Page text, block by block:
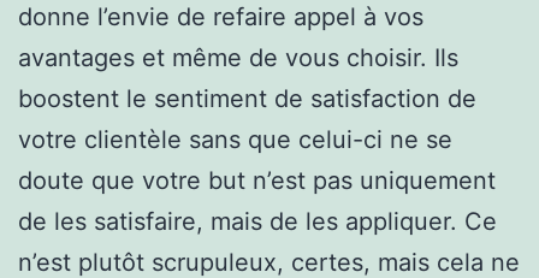
donne l’envie de refaire appel à vos
avantages et même de vous choisir. Ils
boostent le sentiment de satisfaction de
votre clientèle sans que celui-ci ne se
doute que votre but n’est pas uniquement
de les satisfaire, mais de les appliquer. Ce
n’est plutôt scrupuleux, certes, mais cela ne